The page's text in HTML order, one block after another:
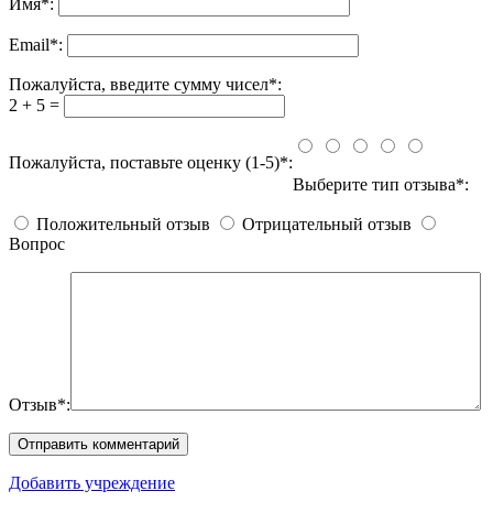
Email*:
Пожалуйста, введите сумму чисел*:
2 + 5 =
Пожалуйста, поставьте оценку (1-5)*:
Выберите тип отзыва*:
Положительный отзыв
Отрицательный отзыв
Вопрос
Отзыв*:
Добавить учреждение